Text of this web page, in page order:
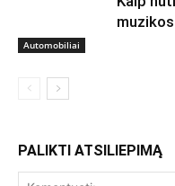
Automobiliai
PALIKTI ATSILIEPIMĄ